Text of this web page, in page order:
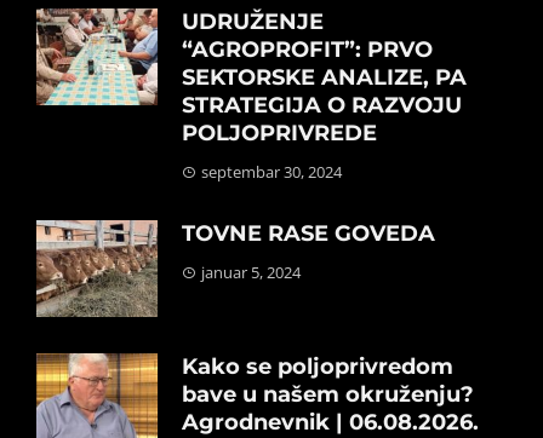
UDRUŽENJE
“AGROPROFIT”: PRVO
SEKTORSKE ANALIZE, PA
STRATEGIJA O RAZVOJU
POLJOPRIVREDE
septembar 30, 2024
TOVNE RASE GOVEDA
januar 5, 2024
Kako se poljoprivredom
bave u našem okruženju?
Agrodnevnik | 06.08.2026.